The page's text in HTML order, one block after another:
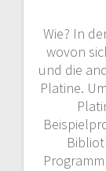
Wie? In
wovon
und die
Platine.